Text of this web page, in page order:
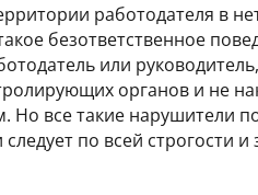
работодателя в
безответственное
или
органов и не
Но все такие нарушители
по всей строгости и